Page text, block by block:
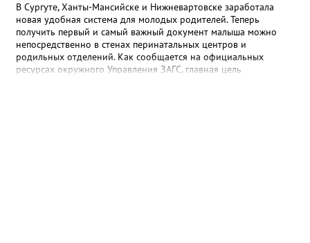
В Сургуте, Ханты-Мансийске и Нижневартовске заработала
новая удобная система для молодых родителей. Теперь
получить первый и самый важный документ малыша можно
непосредственно в стенах перинатальных центров и
родильных отделений. Как сообщается на официальных
ресурсах окружного Управления ЗАГС, главная цель